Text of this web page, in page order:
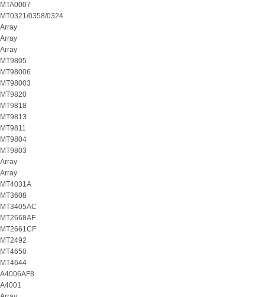
MTA0007
MT0321/0358/0324
Array
Array
Array
MT9805
MT98006
MT98003
MT9820
MT9818
MT9813
MT9811
MT9804
MT9803
Array
Array
MT4031A
MT3608
MT3405AC
MT2668AF
MT2661CF
MT2492
MT4650
MT4644
A4006AF8
A4001